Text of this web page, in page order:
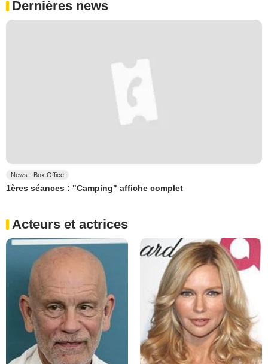
Dernières news
News - Box Office
1ères séances : "Camping" affiche complet
Acteurs et actrices